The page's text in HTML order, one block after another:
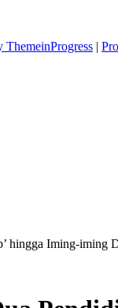
ThemeinProgress |
hingga Iming-iming